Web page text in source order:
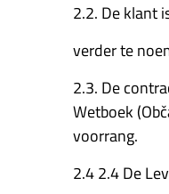
2.2. De klant
verder te
2.3. De
Wetboek
voorrang.
2.4 2.4 De